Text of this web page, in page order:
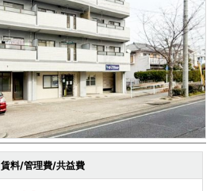
賃料/管理費/共益費